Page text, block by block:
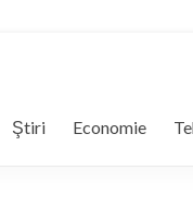
Ştiri Economie